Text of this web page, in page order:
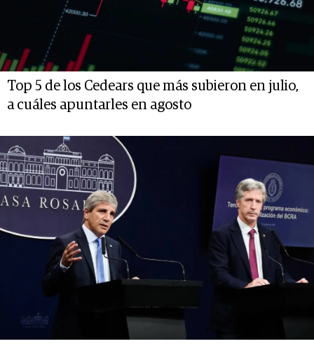
Top 5 de los Cedears que más subieron en julio,
a cuáles apuntarles en agosto